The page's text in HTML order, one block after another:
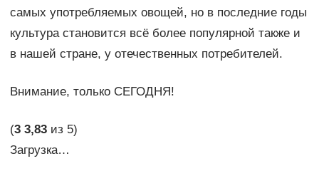
самых употребляемых овощей, но в последние годы
культура становится всё более популярной также и
в нашей стране, у отечественных потребителей.
Внимание, только СЕГОДНЯ!
(3 3,83из 5)
Загрузка…